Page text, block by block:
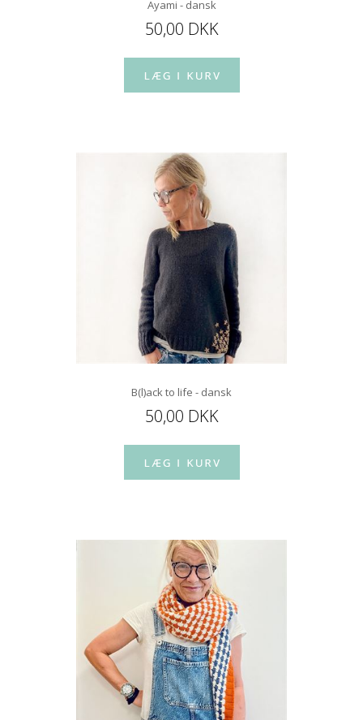
Ayami - dansk
50,00 DKK
B(l)ack to life - dansk
50,00 DKK